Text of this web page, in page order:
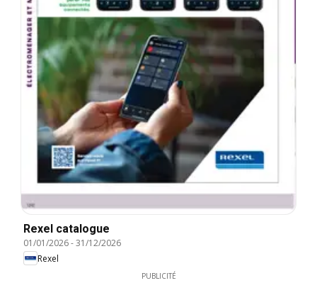
Rexel catalogue
01/01/2026-31/12/2026
Rexel
PUBLICITÉ